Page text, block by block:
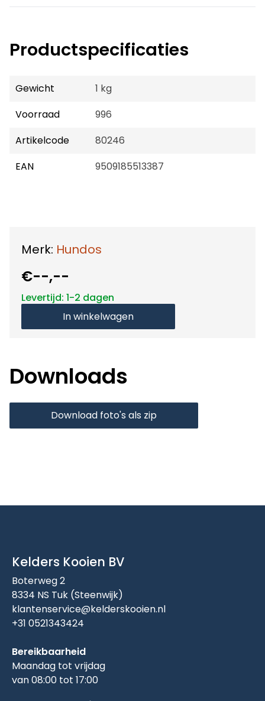
Productspecificaties
Gewicht
1 kg
Voorraad
996
Artikelcode
80246
EAN
9509185513387
Merk: Hundos
€--,--
Levertijd: 1-2 dagen
In winkelwagen
Downloads
Download foto's als zip
Kelders Kooien BV
Boterweg 2
8334 NS Tuk (Steenwijk)
klantenservice@kelderskooien.nl
+31 0521343424
Bereikbaarheid
Maandag tot vrijdag
van 08:00 tot 17:00